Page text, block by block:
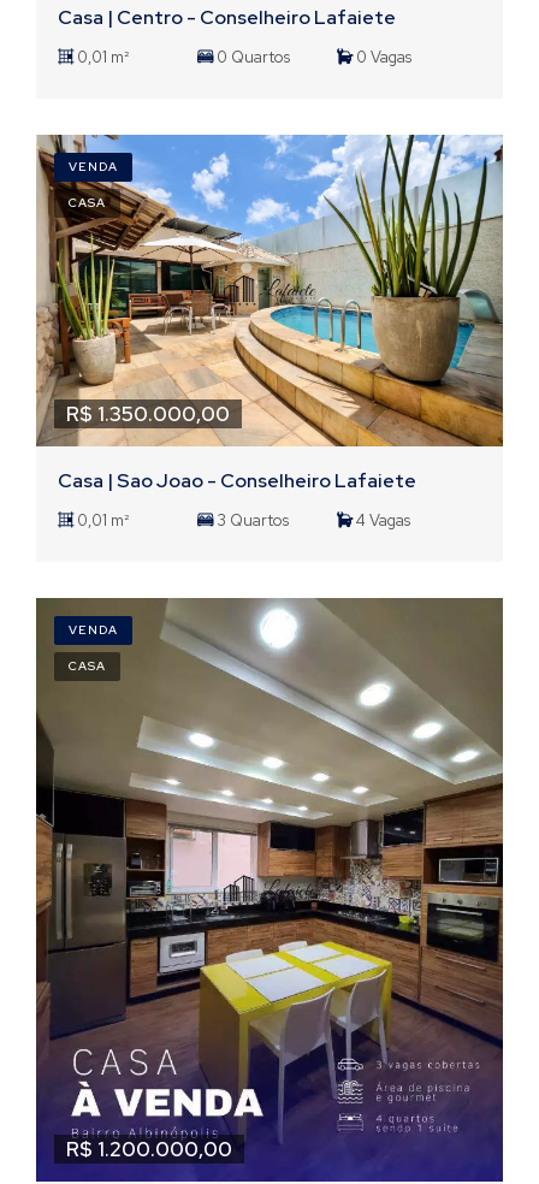
Casa | Centro - Conselheiro Lafaiete
0,01 m² 0 Quartos 0 Vagas
VENDA
CASA
R$ 1.350.000,00
Casa | Sao Joao - Conselheiro Lafaiete
0,01 m² 3 Quartos 4 Vagas
VENDA
CASA
R$ 1.200.000,00